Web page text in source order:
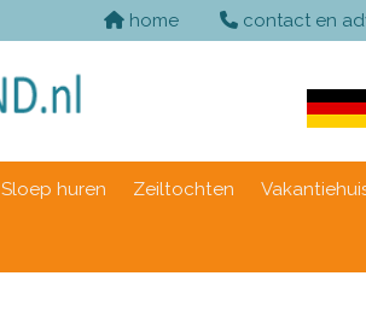
home contact en
Sloep huren Zeiltochten